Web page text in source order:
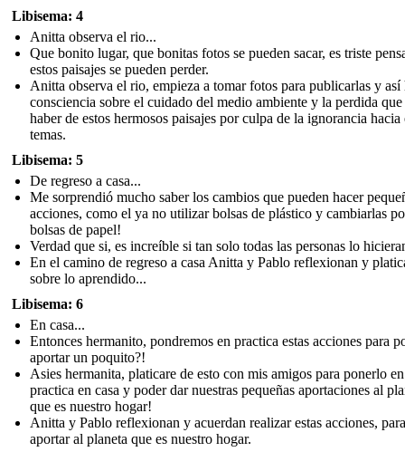
Libisema: 4
Anitta observa el rio...
Que bonito lugar, que bonitas fotos se pueden sacar, es triste
estos paisajes se pueden perder.
Anitta observa el rio, empieza a tomar fotos para publicarlas y así
consciencia sobre el cuidado del medio ambiente y la perdida que
haber de estos hermosos paisajes por culpa de la ignorancia hacia
temas.
Libisema: 5
De regreso a casa...
Me sorprendió mucho saber los cambios que pueden hacer
acciones, como el ya no utilizar bolsas de plástico y cambiarlas
bolsas de papel!
Verdad que si, es increíble si tan solo todas las personas lo
En el camino de regreso a casa Anitta y Pablo reflexionan y
sobre lo aprendido...
Libisema: 6
En casa...
Entonces hermanito, pondremos en practica estas acciones para
aportar un poquito?!
Asies hermanita, platicare de esto con mis amigos para ponerlo en
practica en casa y poder dar nuestras pequeñas aportaciones al
que es nuestro hogar!
Anitta y Pablo reflexionan y acuerdan realizar estas acciones, para
aportar al planeta que es nuestro hogar.